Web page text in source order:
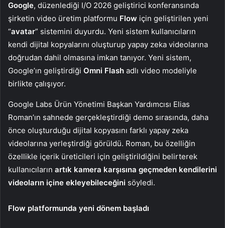
Google, düzenlediği I/O 2026 geliştirici konferansında
şirketin video üretim platformu Flow için geliştirilen yeni
“avatar” sistemini duyurdu. Yeni sistem kullanıcıların
kendi dijital kopyalarını oluşturup yapay zeka videolarına
doğrudan dahil olmasına imkan tanıyor. Yeni sistem,
Google’ın geliştirdiği Omni Flash adlı video modeliyle
birlikte çalışıyor.
Google Labs Ürün Yönetimi Başkan Yardımcısı Elias
Roman’ın sahnede gerçekleştirdiği demo sırasında, daha
önce oluşturduğu dijital kopyasını farklı yapay zeka
videolarına yerleştirdiği görüldü. Roman, bu özelliğin
özellikle içerik üreticileri için geliştirildiğini belirterek
kullanıcıların artık kamera karşısına geçmeden kendilerini
videoların içine ekleyebileceğini söyledi.
Flow platformunda yeni dönem başladı